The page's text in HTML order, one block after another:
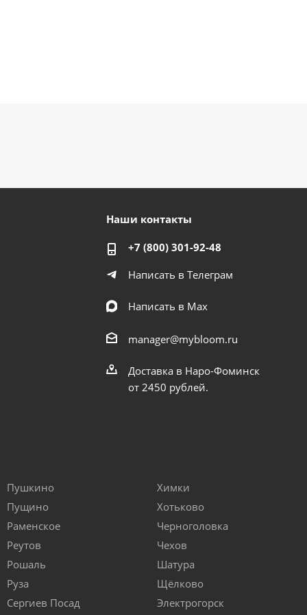
Наши контакты
+7 (800) 301-92-48
Написать в Телеграм
Написать в Мах
manager@mybloom.ru
Доставка в Наро-Фоминск
от 2450 рублей.
Пушкино
Пущино
Раменское
Реутов
Рошаль
Руза
Сергиев Посад
Химки
Хотьково
Черноголовка
Чехов
Шатура
Щёлково
Электрогорск